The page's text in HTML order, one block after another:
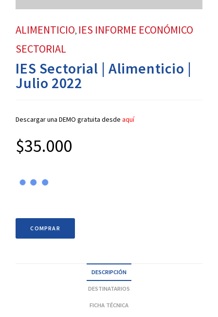
ALIMENTICIO, IES INFORME ECONÓMICO
SECTORIAL
IES Sectorial | Alimenticio |
Julio 2022
Descargar una DEMO gratuita desdeaquí
$35.000
COMPRAR
DESCRIPCIÓN
DESTINATARIOS
FICHA TÉCNICA